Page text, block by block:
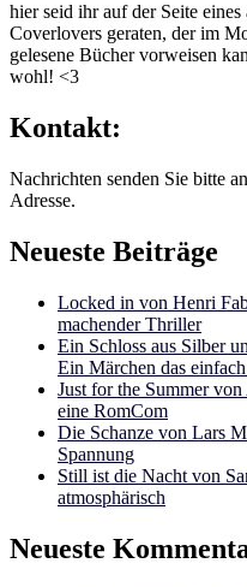
hier seid ihr auf der Seite
Coverlovers geraten, der im
gelesene Bücher vorweisen
wohl! <3
Kontakt:
Nachrichten senden Sie bitte
Adresse.
Neueste Beiträge
Locked in von Henri
machender Thriller
Ein Schloss aus Silber
Ein Märchen das
Just for the Summer
eine RomCom
Die Schanze von Lars
Spannung
Still ist die Nacht von
atmosphärisch
Neueste